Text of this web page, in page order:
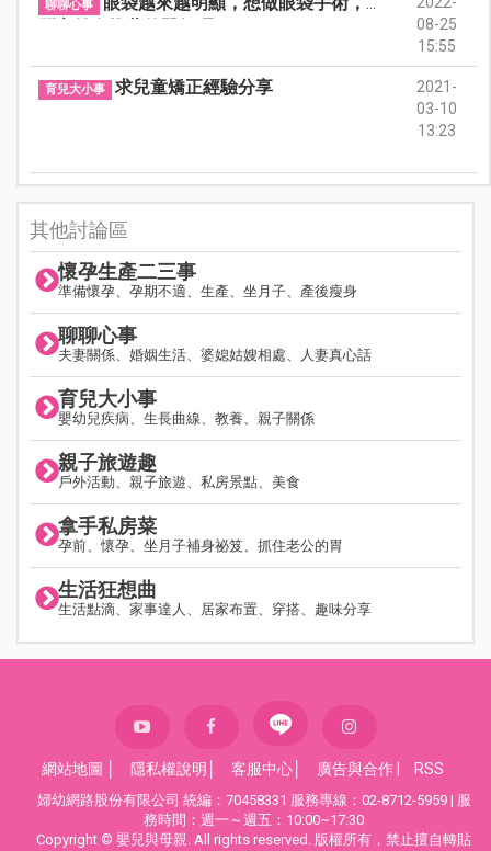
聊聊心事
08-25
15:55
育兒大小事 求兒童矯正經驗分享
2021-
03-10
13:23
其他討論區
懷孕生產二三事
準備懷孕、孕期不適、生產、坐月子、產後瘦身
聊聊心事
夫妻關係、婚姻生活、婆媳姑嫂相處、人妻真心話
育兒大小事
嬰幼兒疾病、生長曲線、教養、親子關係
親子旅遊趣
戶外活動、親子旅遊、私房景點、美食
拿手私房菜
孕前、懷孕、坐月子補身祕笈、抓住老公的胃
生活狂想曲
生活點滴、家事達人、居家布置、穿搭、趣味分享
網站地圖 隱私權說明 客服中心 廣告與合作| RSS
婦幼網路股份有限公司 統編：70458331 服務專線：02-8712-5959 | 服
務時間：週一～週五：10:00~17:30
Copyright © 嬰兒與母親. All rights reserved. 版權所有，禁止擅自轉貼